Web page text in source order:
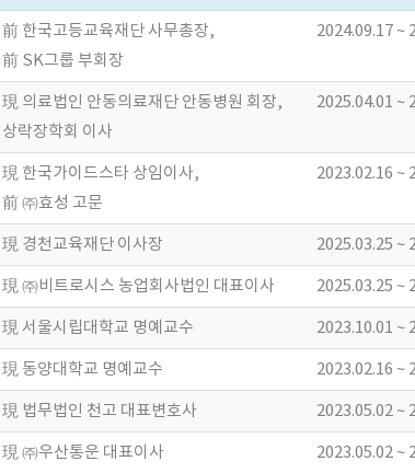
前 한국고등교육재단 사무총장,
前 SK그룹 부회장
2024.09.17 ~
現 의료법인 안동의료재단 안동병원 회장,
상락장학회 이사
2025.04.01 ~
現 한국가이드스타 상임이사,
前 ㈜효성 고문
2023.02.16 ~
現 경천교육재단 이사장 2025.03.25 ~
現 ㈜비트로시스 농업회사법인 대표이사 2025.03.25 ~
現 서울시립대학교 명예교수 2023.10.01 ~
現 동양대학교 명예교수 2023.02.16 ~
現 법무법인 천고 대표변호사 2023.05.02 ~
現 ㈜우산통운 대표이사 2023.05.02 ~